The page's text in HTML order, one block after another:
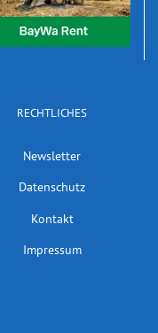
RECHTLICHES
Newsletter
Datenschutz
Kontakt
Impressum